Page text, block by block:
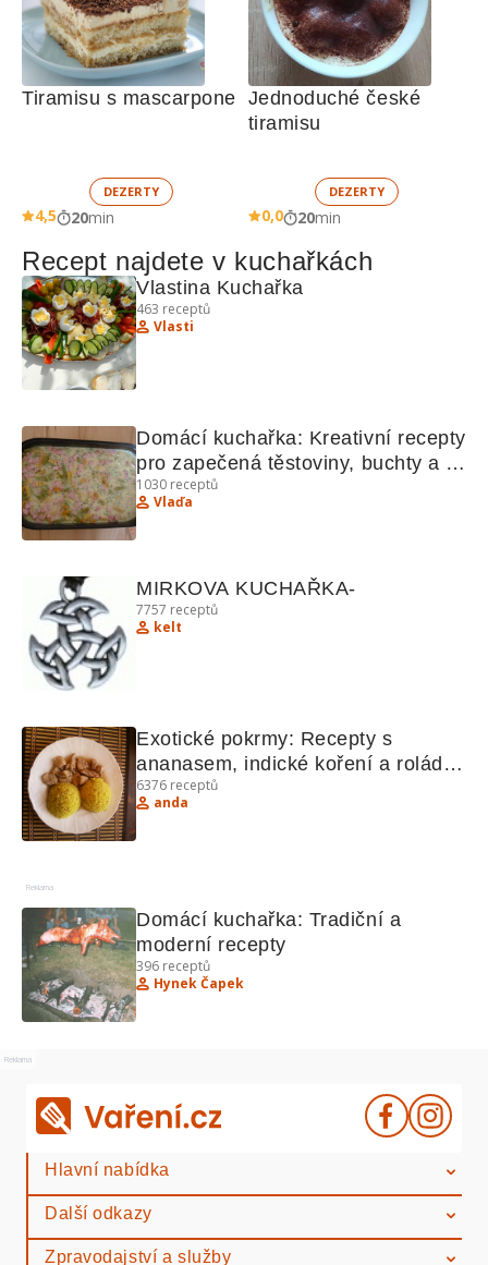
Tiramisu s mascarpone
DEZERTY
4,5 20min
Jednoduché české
tiramisu
DEZERTY
0,0 20min
Recept najdete v kuchařkách
Vlastina Kuchařka
463 receptů
Vlasti
Domácí kuchařka: Kreativní recepty
pro zapečená těstoviny, buchty a
zmrzlinu
1030 receptů
Vlaďa
MIRKOVA KUCHAŘKA-
7757 receptů
kelt
Exotické pokrmy: Recepty s
ananasem, indické koření a rolády
- Kuchařka s exotickými recepty
6376 receptů
anda
Reklama
Domácí kuchařka: Tradiční a
moderní recepty
396 receptů
Hynek Čapek
Reklama
Hlavní nabídka
Další odkazy
Zpravodajství a služby